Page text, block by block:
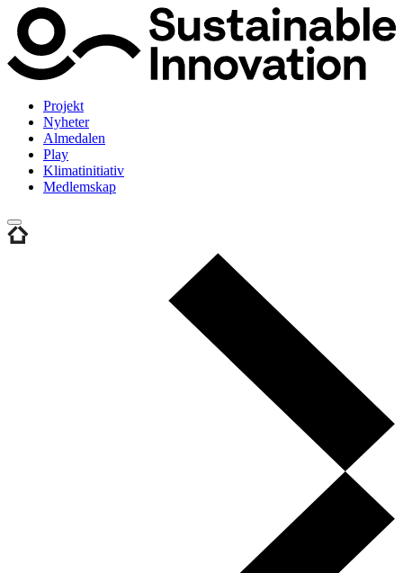
Projekt
Nyheter
Almedalen
Play
Klimatinitiativ
Medlemskap